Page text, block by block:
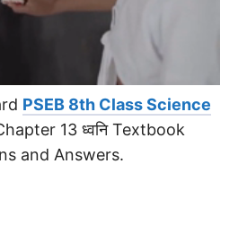
PSEB 8th Class Science
13 ध्वनि Textbook
and Answers.